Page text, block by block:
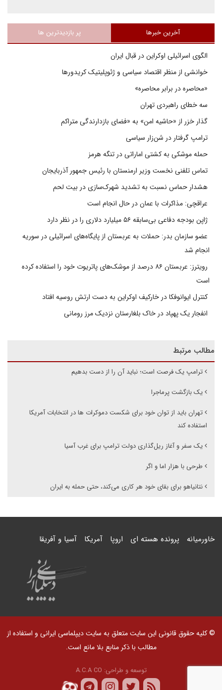
آخرین خبرها پر بازدیدترین ها
الگوی اسرائیلی اوکراین در قبال ایران
خوانشی از منظر اقتصاد سیاسی و ژئوپلیتیک کریدورها
«محاصره در برابر محاصره»
سه خطای راهبردی تهران
گذار خزر از «حاشیه امن» به «فضای بازدارندگی متراکم
ترامپ گرفتار در شن‌زار سیاسی
حمله موشکی به کشتی اماراتی در تنگه هرمز
تماس تلفنی نخست وزیر ارمنستان با رئیس جمهور آذربایجان
هشدار حماس نسبت به تشدید شهرک‌سازی در بیت‌ لحم
عراقچی: مذاکرات با عمان در حال انجام است
ژاپن بودجه دفاعی بی‌سابقه ۵۶ میلیارد دلاری را در نظر دارد
عضو سازمان بدر: حملات به عربستان از پایگاه‌های اسرائیلی در سوریه
انجام شد
رویترز: عربستان ۸۶ درصد از موشک‌های پاتریوت خود را استفاده کرده
است
کنترل ایوانوفکا در خارکیف اوکراین به دست ارتش روسیه افتاد
انفجار یک پهپاد در خاک بلغارستان نزدیک مرز رومانی
مطالب مرتبط
ترامپ یک فرصت است؛ نباید آن را از دست بدهیم
یک بازگشت پر‌ماجرا
تهران باید از توان خود برای شکست دموکرات ها در انتخابات آمریکا
استفاده کند
یک سفر و آغاز ریل‌گذاری دولت ترامپ برای غرب آسیا
طرحی با هزار اما و اگر
نتانیاهو برای بقای خود هر کاری می‌کند، حتی حمله به ایران
خاورمیانه پرونده هسته ای اروپا آمریکا آسیا و آفریقا
© کلیه حقوق قانونی این سایت متعلق به سایت دیپلماسی ایرانی و استفاده از
مطالب با ذکر منابع بلا مانع است.
توسعه و طراحی: A.C.A CO